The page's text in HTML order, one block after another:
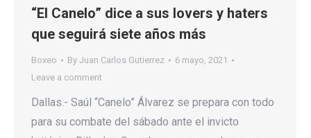
“El Canelo” dice a sus lovers y haters
que seguirá siete años más
Boxeo By Juan Carlos Gutierrez
6 mayo, 2021
Leave a comment
Dallas.- Saúl “Canelo” Álvarez se prepara con todo
para su combate del sábado ante el invicto